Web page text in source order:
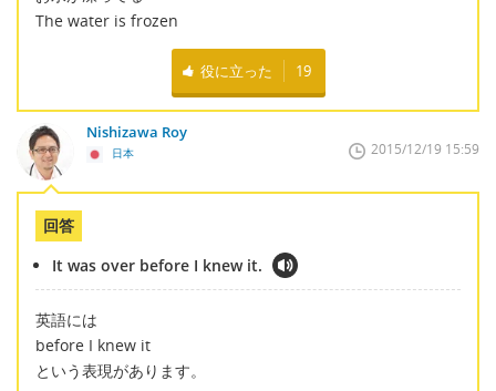
The water is frozen
役に立った 19
Nishizawa Roy
日本 2015/12/19 15:59
回答
It was over before I knew it.
英語には
before I knew it
という表現があります。